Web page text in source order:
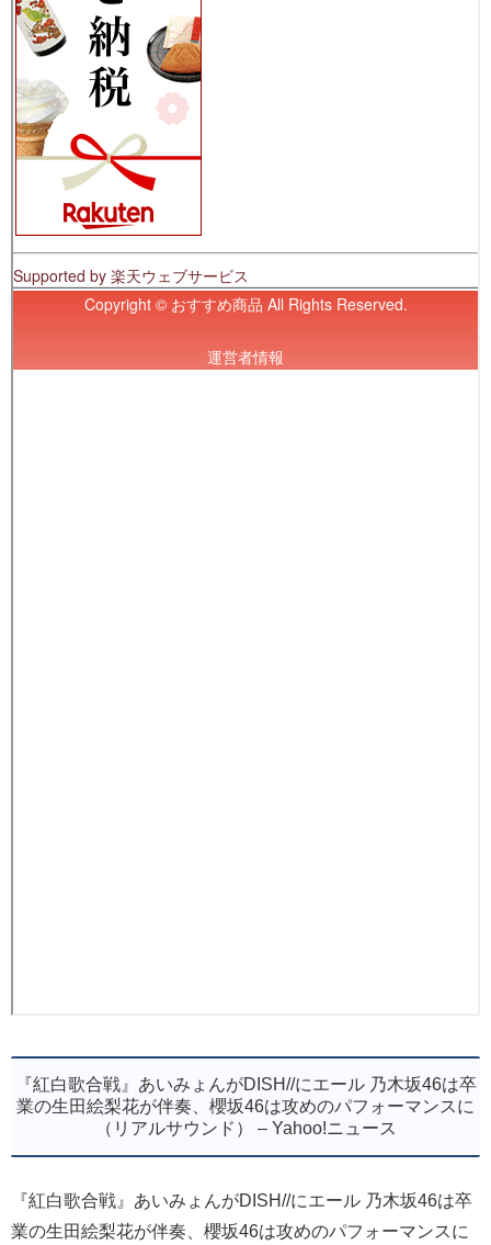
『紅白歌合戦』あいみょんがDISH//にエール 乃木坂46は卒
業の生田絵梨花が伴奏、櫻坂46は攻めのパフォーマンスに
（リアルサウンド） – Yahoo!ニュース
『紅白歌合戦』あいみょんがDISH//にエール 乃木坂46は卒
業の生田絵梨花が伴奏、櫻坂46は攻めのパフォーマンスに